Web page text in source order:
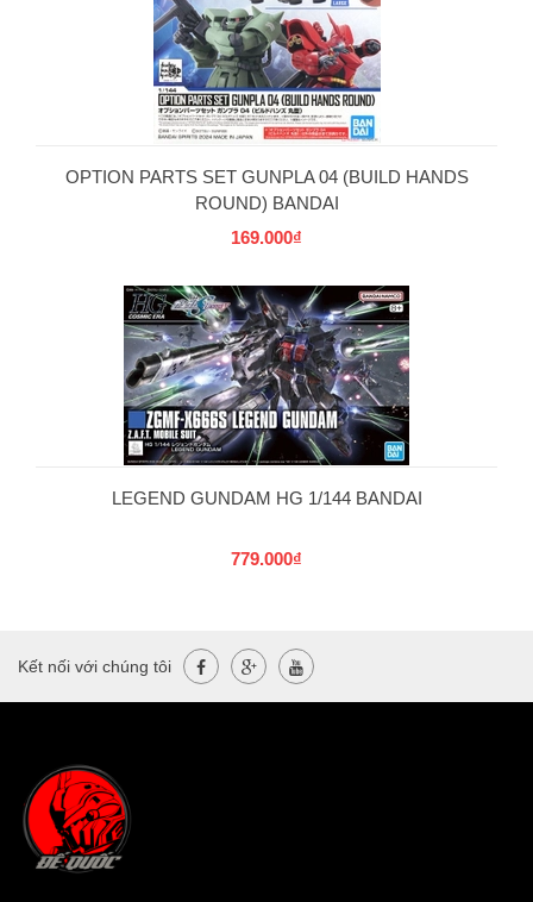
OPTION PARTS SET GUNPLA 04 (BUILD HANDS
ROUND) BANDAI
169.000₫
LEGEND GUNDAM HG 1/144 BANDAI
779.000₫
Kết nối với chúng tôi